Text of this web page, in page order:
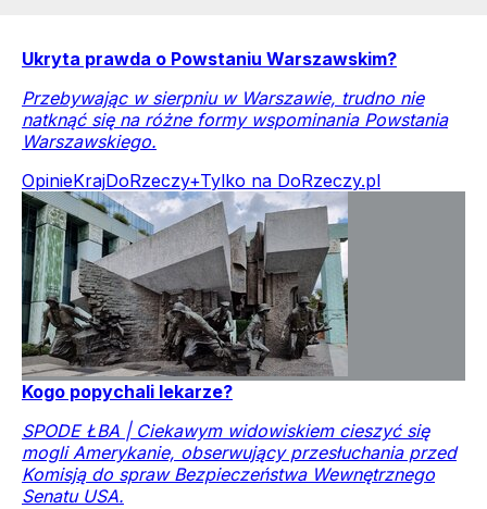
Ukryta prawda o Powstaniu Warszawskim?
Przebywając w sierpniu w Warszawie, trudno nie
natknąć się na różne formy wspominania Powstania
Warszawskiego.
OpinieKrajDoRzeczy+Tylko na DoRzeczy.pl
Kogo popychali lekarze?
SPODE ŁBA | Ciekawym widowiskiem cieszyć się
mogli Amerykanie, obserwujący przesłuchania przed
Komisją do spraw Bezpieczeństwa Wewnętrznego
Senatu USA.